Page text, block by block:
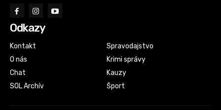
Odkazy
Kontakt
O nás
Chat
SOL Archív
Spravodajstvo
Krimi správy
Kauzy
Šport